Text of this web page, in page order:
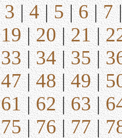
3|4|5|6|7
19|20|21|
33|34|35|
47|48|49|
61|62|63|
75|76|77|